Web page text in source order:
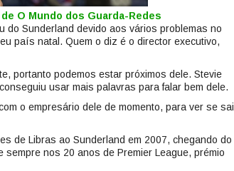
O Mundo dos Guarda-Redes
do Sunderland devido aos vários problemas no
país natal. Quem o diz é o director executivo,
portanto podemos estar próximos dele. Stevie
usar mais palavras para falar bem dele.
o empresário dele de momento, para ver se sai
de Libras ao Sunderland em 2007, chegando do
nos 20 anos de Premier League, prémio